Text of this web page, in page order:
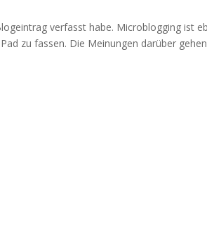
verfasst habe. Microblogging ist
zu fassen. Die Meinungen darüber